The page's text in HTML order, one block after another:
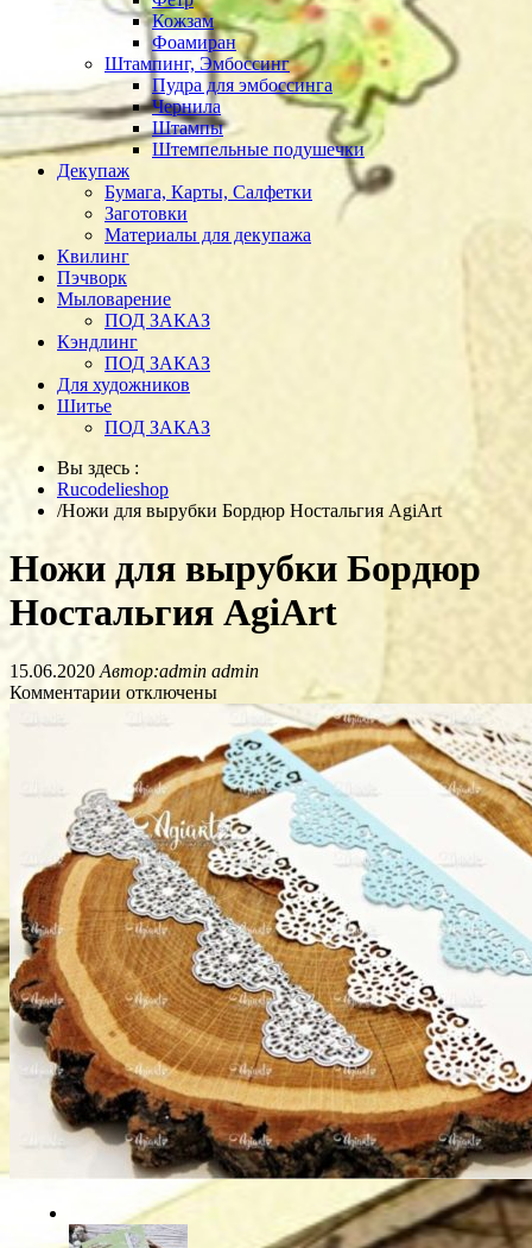
Кожзам
Фоамиран
Штампинг, Эмбоссинг
Пудра для эмбоссинга
Чернила
Штампы
Штемпельные подушечки
Декупаж
Бумага, Карты, Салфетки
Заготовки
Материалы для декупажа
Квилинг
Пэчворк
Мыловарение
ПОД ЗАКАЗ
Кэндлинг
ПОД ЗАКАЗ
Для художников
Шитье
ПОД ЗАКАЗ
Вы здесь :
Rucodelieshop
/Ножи для вырубки Бордюр Ностальгия AgiArt
Ножи для вырубки Бордюр
Ностальгия AgiArt
15.06.2020 Автор:admin admin
Комментарии отключены